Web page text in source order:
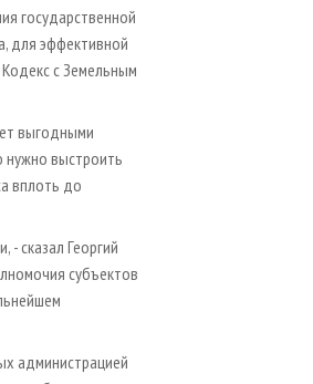
государственной
для эффективной
с Земельным
выгодными
нужно выстроить
вплоть до
сказал Георгий
субъектов
администрацией